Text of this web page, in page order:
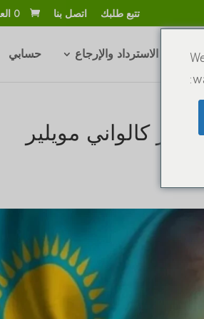
تتبع طلبك اتصل بنا
سياسة الاسترداد والإرجاع حسابي
كالواني مويلير